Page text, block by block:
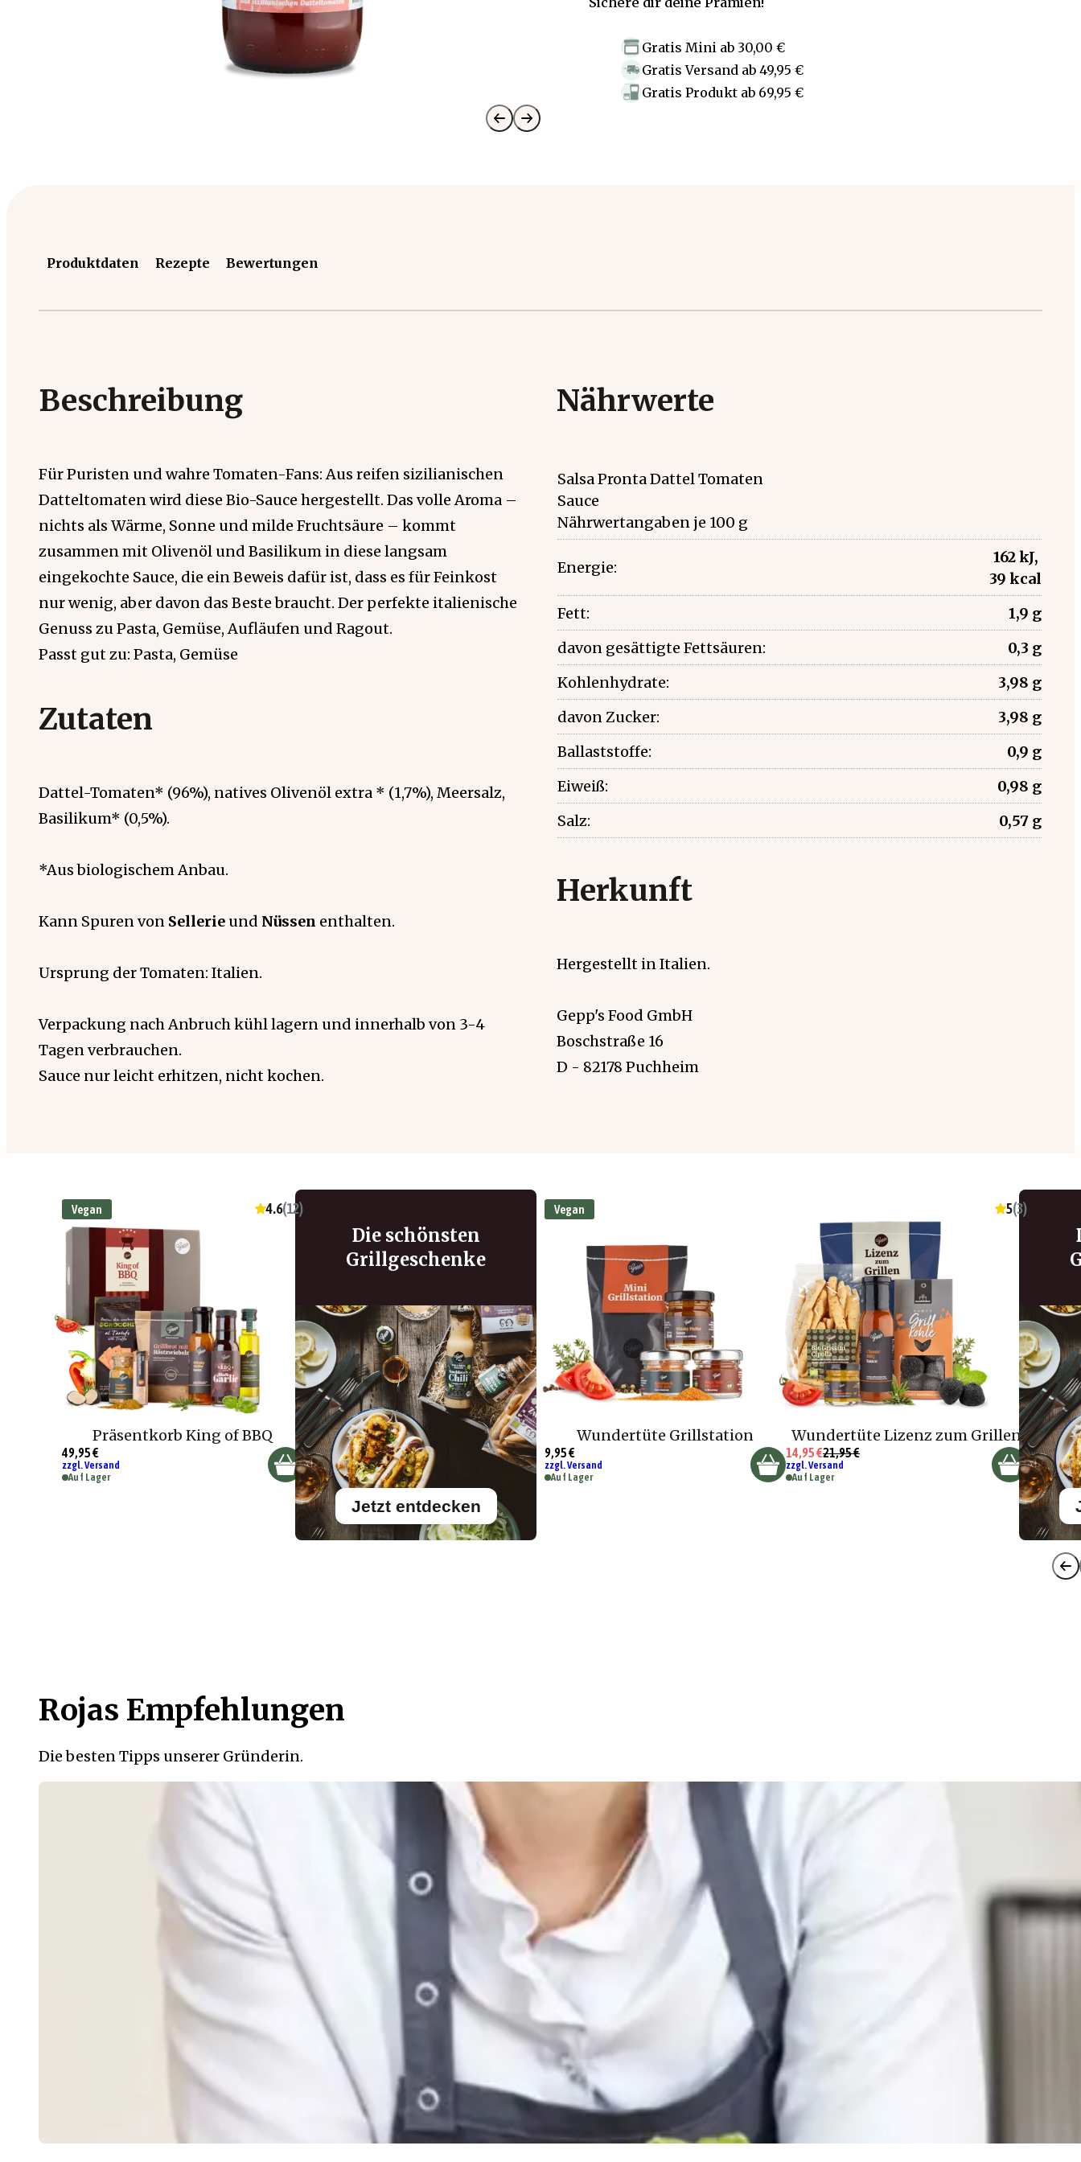
Gratis Mini ab 30,00 €
Gratis Versand ab 49,95 €
Gratis Produkt ab 69,95 €
Produktdaten Rezepte Bewertungen
Beschreibung
Für Puristen und wahre Tomaten-Fans: Aus reifen sizilianischen
Datteltomaten wird diese Bio-Sauce hergestellt. Das volle Aroma –
nichts als Wärme, Sonne und milde Fruchtsäure – kommt
zusammen mit Olivenöl und Basilikum in diese langsam
eingekochte Sauce, die ein Beweis dafür ist, dass es für Feinkost
nur wenig, aber davon das Beste braucht. Der perfekte italienische
Genuss zu Pasta, Gemüse, Aufläufen und Ragout.
Passt gut zu: Pasta, Gemüse
Zutaten
Dattel-Tomaten* (96%), natives Olivenöl extra * (1,7%), Meersalz,
Basilikum* (0,5%).
*Aus biologischem Anbau.
Kann Spuren von Sellerie und Nüssen enthalten.
Ursprung der Tomaten: Italien.
Verpackung nach Anbruch kühl lagern und innerhalb von 3-4
Tagen verbrauchen.
Sauce nur leicht erhitzen, nicht kochen.
Nährwerte
Salsa Pronta Dattel Tomaten
Sauce
Nährwertangaben je 100 g
Energie:
162 kJ,
39 kcal
Fett:
1,9 g
davon gesättigte Fettsäuren:
0,3 g
Kohlenhydrate:
3,98 g
davon Zucker:
3,98 g
Ballaststoffe:
0,9 g
Eiweiß:
0,98 g
Salz:
0,57 g
Herkunft
Hergestellt in Italien.
Gepp's Food GmbH
Boschstraße 16
D - 82178 Puchheim
Vegan 4.6(12)
Präsentkorb King of BBQ
49,95 €
zzgl. Versand
Auf Lager
Die schönsten
Grillgeschenke
Jetzt entdecken
Vegan
Wundertüte Grillstation
9,95 €
zzgl. Versand
Auf Lager
5(3)
Wundertüte Lizenz zum Grillen
14,95 €21,95 €
zzgl. Versand
Auf Lager
Rojas Empfehlungen
Die besten Tipps unserer Gründerin.